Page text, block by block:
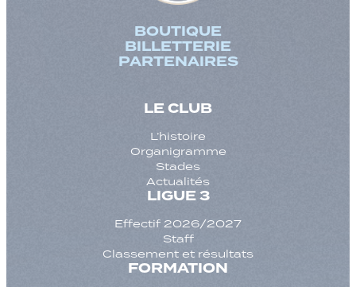
BOUTIQUE
BILLETTERIE
PARTENAIRES
LE CLUB
L’histoire
Organigramme
Stades
Actualités
LIGUE 3
Effectif 2026/2027
Staff
Classement et résultats
FORMATION